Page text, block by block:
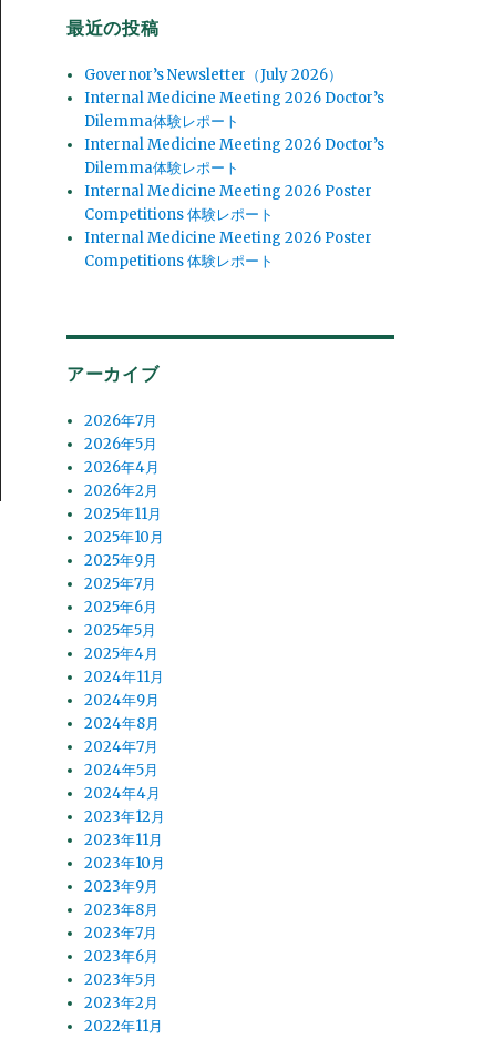
最近の投稿
Governor’s Newsletter（July 2026）
Internal Medicine Meeting 2026 Doctor’s
Dilemma体験レポート
Internal Medicine Meeting 2026 Doctor’s
Dilemma体験レポート
Internal Medicine Meeting 2026 Poster
Competitions 体験レポート
Internal Medicine Meeting 2026 Poster
Competitions 体験レポート
アーカイブ
2026年7月
2026年5月
2026年4月
2026年2月
2025年11月
2025年10月
2025年9月
2025年7月
2025年6月
2025年5月
2025年4月
2024年11月
2024年9月
2024年8月
2024年7月
2024年5月
2024年4月
2023年12月
2023年11月
2023年10月
2023年9月
2023年8月
2023年7月
2023年6月
2023年5月
2023年2月
2022年11月